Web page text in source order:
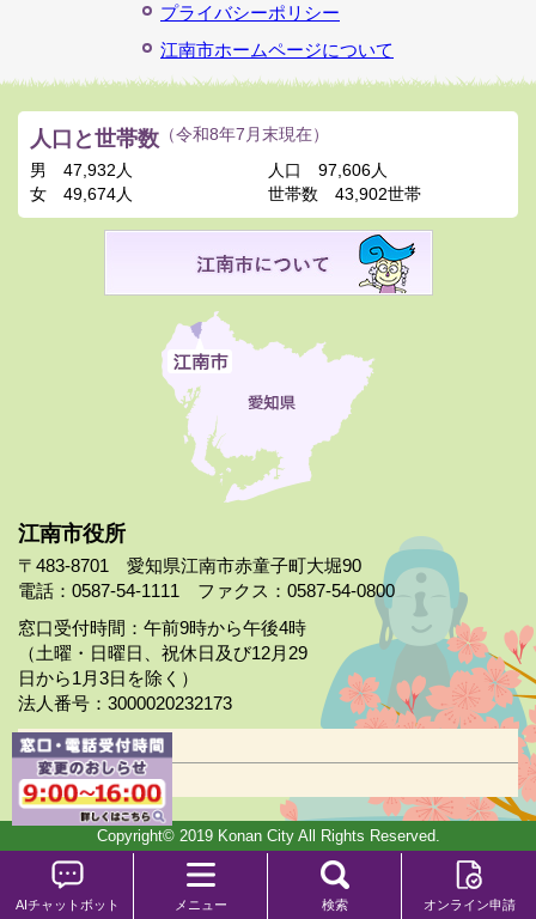
AIチャットボット メニュー 検索 オンライン申請
プライバシーポリシー
江南市ホームページについて
江南市役所
〒483-8701 愛知県江南市赤童子町大堀90
電話：0587-54-1111 ファクス：0587-54-0800
窓口受付時間：午前9時から午後4時
（土曜・日曜日、祝休日及び12月29
日から1月3日を除く）
法人番号：3000020232173
市役所案内
日曜市役所
人口と世帯数 （令和8年7月末現在）
男
47,932人
女
49,674人
人口
97,606人
世帯数
43,902世帯
Copyright© 2019 Konan City All Rights Reserved.